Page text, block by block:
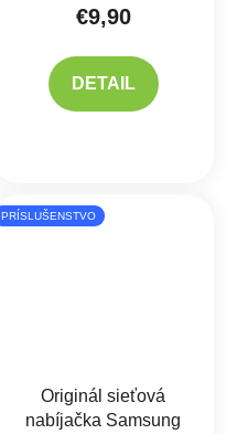
€9,90
DETAIL
PRÍSLUŠENSTVO
Originál sieťová
nabíjačka Samsung